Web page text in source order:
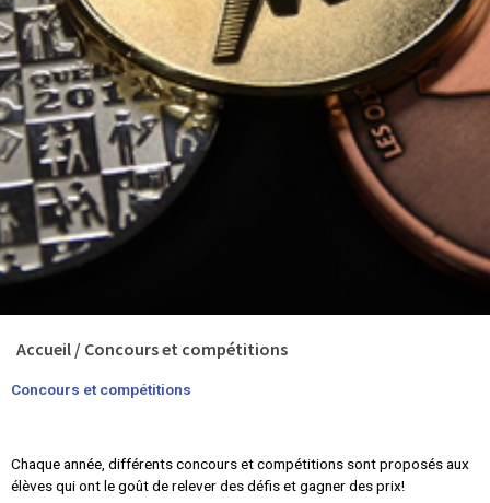
Accueil / Concours et compétitions
Concours et compétitions
Chaque année, différents concours et compétitions sont proposés aux
élèves qui ont le goût de relever des défis et gagner des prix!